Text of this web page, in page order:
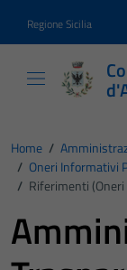
Regione Sicilia
Home /
/ Oneri Informativi
/ Riferimenti